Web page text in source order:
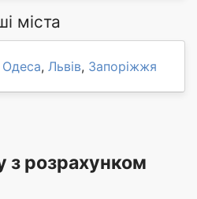
міста
Одеса, Львів, Запоріжжя
з розрахунком